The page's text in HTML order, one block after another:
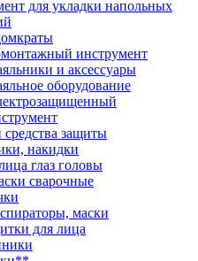
для укладки напольных
инструмент
и аксессуары
оборудование
защиты
накидки
глаз головы
сварочные
маски
для лица